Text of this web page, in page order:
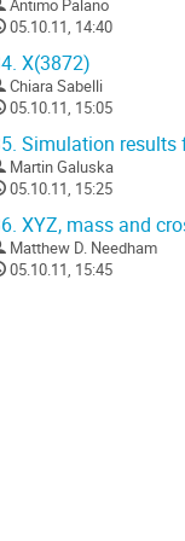
Antimo Palano
05.10.11, 14:40
X(3872)
Chiara Sabelli
05.10.11, 15:05
Simulation results
Martin Galuska
05.10.11, 15:25
XYZ, mass and
Matthew D. Needham
05.10.11, 15:45